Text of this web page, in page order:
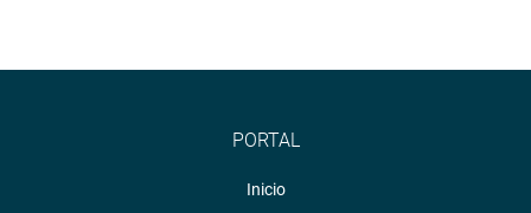
PORTAL
Inicio